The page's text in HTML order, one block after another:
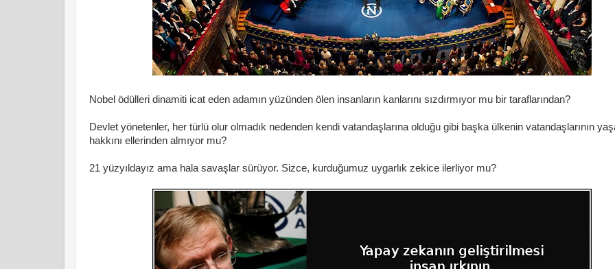
Nobel ödülleri dinamiti icat eden adamın yüzünden ölen insanların kanlarını sızdırmıyor mu bir taraflarından?
Devlet yönetenler, her türlü olur olmadık nedenden kendi vatandaşlarına olduğu gibi başka ülkenin vatandaşlarının
hakkını ellerinden almıyor mu?
21 yüzyıldayız ama hala savaşlar sürüyor. Sizce, kurduğumuz uygarlık zekice ilerliyor mu?